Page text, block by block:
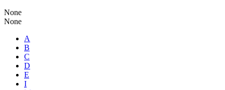
None
None
A
B
C
D
E
I